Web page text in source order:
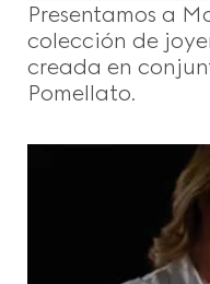
Presentamos a
colección de
creada en
Pomellato.